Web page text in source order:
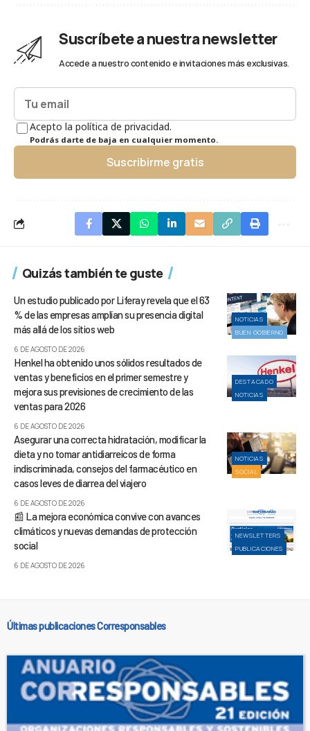
Suscríbete a nuestra newsletter
Accede a nuestro contenido e invitaciones más exclusivas.
Acepto la política de privacidad.
Podrás darte de baja en cualquier momento.
Suscribirme gratis
Quizás también te guste
NOTICIAS
BUEN GOBIERNO
Un estudio publicado por Liferay revela que el 63
% de las empresas amplían su presencia digital
más allá de los sitios web
6 DE AGOSTO DE 2026
DESTACADO
NOTICIAS
Henkel ha obtenido unos sólidos resultados de
ventas y beneficios en el primer semestre y
mejora sus previsiones de crecimiento de las
ventas para 2026
6 DE AGOSTO DE 2026
NOTICIAS
SOCIAL
Asegurar una correcta hidratación, modificar la
dieta y no tomar antidiarreicos de forma
indiscriminada, consejos del farmacéutico en
casos leves de diarrea del viajero
6 DE AGOSTO DE 2026
NEWSLETTERS
PUBLICACIONES
📰 La mejora económica convive con avances
climáticos y nuevas demandas de protección
social
6 DE AGOSTO DE 2026
Últimas publicaciones Corresponsables